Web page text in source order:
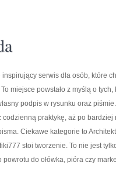
inspirujący serwis dla osób, które
miejsce powstało z myślą o
podpis w rysunku oraz
codzienną praktykę, aż po
Ciekawe kategorie to
stoi tworzenie. To nie jest
do ołówka, pióra czy